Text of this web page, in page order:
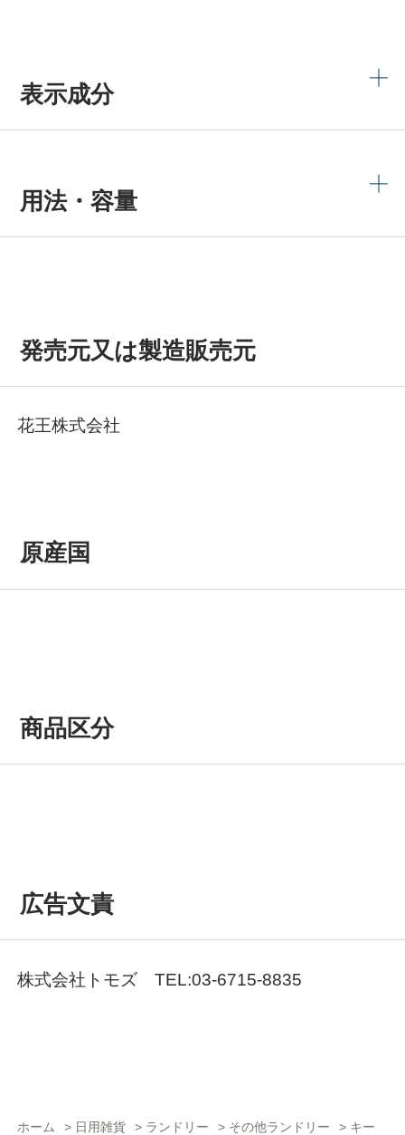
表示成分
用法・容量
発売元又は製造販売元
花王株式会社
原産国
商品区分
広告文責
株式会社トモズ TEL:03-6715-8835
ホーム > 日用雑貨 > ランドリー > その他ランドリー > キー